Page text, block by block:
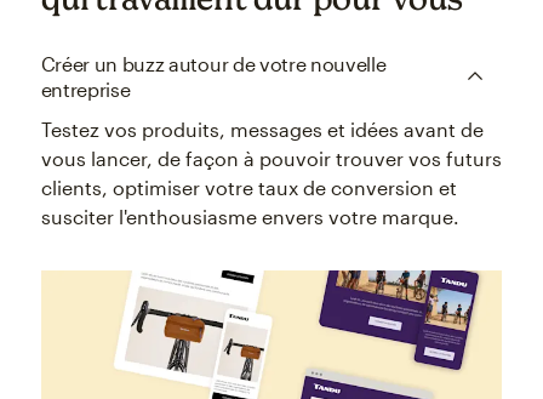
Créer un buzz autour de votre nouvelle
entreprise
Testez vos produits, messages et idées avant de
vous lancer, de façon à pouvoir trouver vos futurs
clients, optimiser votre taux de conversion et
susciter l'enthousiasme envers votre marque.